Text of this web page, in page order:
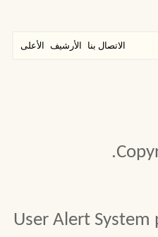
الاتصال بنا الأرشيف الأعلى
User Alert System